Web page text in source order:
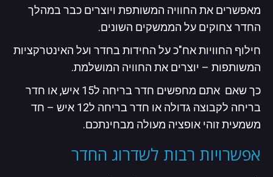
מאפשרים את החוויה המשותפת ויוצרים כבר במהלך
החדר צחוקים על הממשקים השונים.
חילוף החוויות אח"כ על החידות בחדר ועל האינטרקציות
המשותפות – יוצרים את החוויה המושלמת.
כך שאם אתם מחפשים חדר בריחה ל15 איש, או חדר
בריחה לקבוצה גדולה או חדר בריחה ל12 איש – חד
משמעית זוהי אופציה מעולה מבחינתכם.
אפשרויות רבות לשדרוג החדר